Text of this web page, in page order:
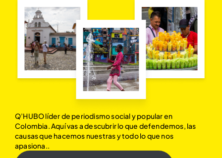
Q’HUBO líder de periodismo social y popular en
Colombia. Aquí vas a descubrir lo que defendemos, las
causas que hacemos nuestras y todo lo que nos
apasiona..